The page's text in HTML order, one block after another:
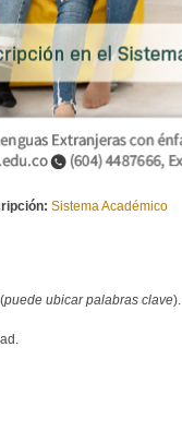
Sistema Académico
puede ubicar palabras clave).